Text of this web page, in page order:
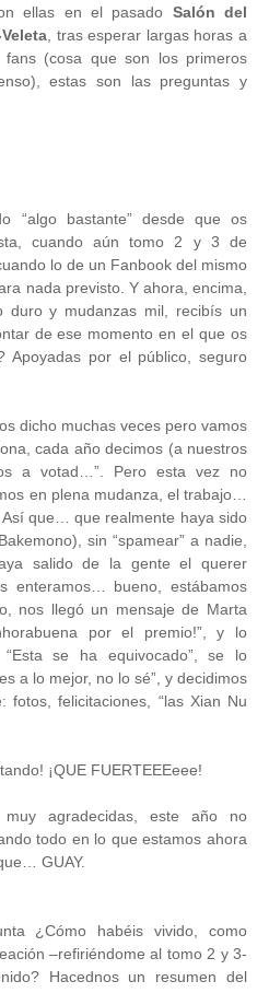
ellas en el pasado Salón del
Veleta , tras esperar largas horas a
(cosa que son los primeros
estas son las preguntas y
“algo bastante” desde que os
cuando aún tomo 2 y 3 de
lo de un Fanbook del mismo
nada previsto. Y ahora, encima,
duro y mudanzas mil, recibís un
de ese momento en el que os
Apoyadas por el público, seguro
dicho muchas veces pero vamos
cada año decimos (a nuestros
a votad…”. Pero esta vez no
en plena mudanza, el trabajo…
que… que realmente haya sido
sin “spamear” a nadie,
salido de la gente el querer
enteramos… bueno, estábamos
nos llegó un mensaje de Marta
por el premio!”, y lo
se ha equivocado”, se lo
a lo mejor, no lo sé”, y decidimos
fotos, felicitaciones, “las Xian Nu
¡QUE FUERTEEEeee!
agradecidas, este año no
todo en lo que estamos ahora
GUAY.
¿Cómo habéis vivido, como
–refiriéndome al tomo 2 y 3-
Hacednos un resumen del